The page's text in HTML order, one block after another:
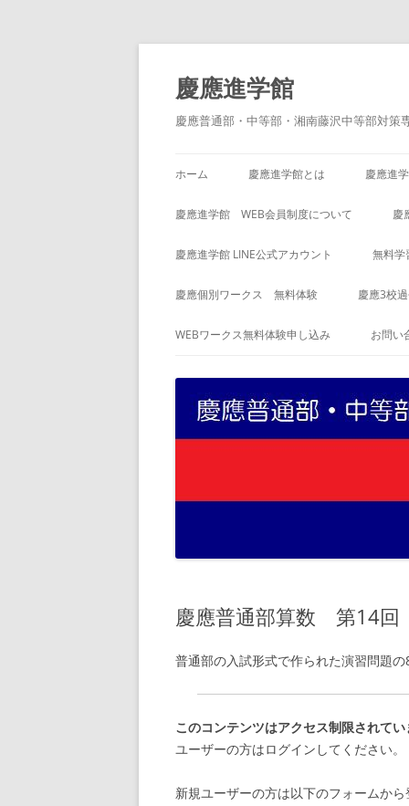
コ
テ
ン
ツ
へ
ス
慶應進学館
慶應普通部・中等部・湘南藤沢中等部対
ホーム 慶應進学館とは 慶應進
慶應進学館 WEB会員制度について 慶
慶應進学館 LINE公式アカウント 無料学
慶應個別ワークス 無料体験 慶應3校
WEBワークス無料体験申し込み お問い
慶應普通部算数 第14回
普通部の入試形式で作られた演習問題
このコンテンツはアクセス制限されてい
ユーザーの方はログインしてください。
新規ユーザーの方は以下のフォームか